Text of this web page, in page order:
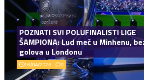
POZNATI SVI POLUFINALISTI LIGE
ŠAMPIONA: Lud meč u Minhenu,
golova u Londonu
16/04/2026 0